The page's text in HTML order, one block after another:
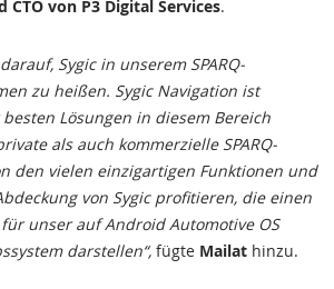
CTO von P3 Digital Services.
Sygic in unserem SPARQ-
zu heißen. Sygic Navigation ist
Lösungen in diesem Bereich
als auch kommerzielle SPARQ-
den vielen einzigartigen Funktionen und
von Sygic profitieren, die einen
unser auf Android Automotive OS
darstellen“, fügte Mailat hinzu.